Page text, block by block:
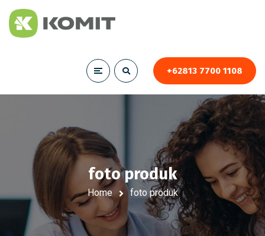
+62813 7700 1108
foto produk
Home foto produk